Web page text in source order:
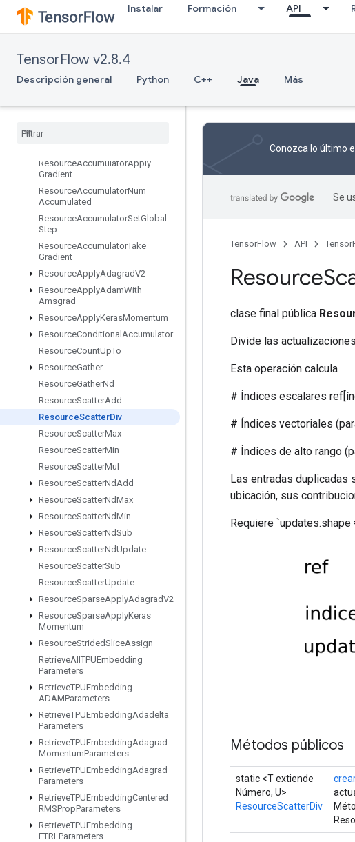
Instalar Formación API
TensorFlow v2.8.4
Descripción general Python C++ Java Más
RefSelect
RefSwitch
RegisterDatasetV2
Relayout
Requantize
ResourceAccumulatorApply
Gradient
ResourceAccumulatorNum
Accumulated
ResourceAccumulatorSetGlobal
Step
ResourceAccumulatorTake
Gradient
ResourceApplyAdagradV2
ResourceApplyAdamWith
Amsgrad
ResourceApplyKerasMomentum
ResourceConditional Accumulator
ResourceCountUpTo
ResourceGather
ResourceGatherNd
ResourceScatterAdd
ResourceScatterDiv
ResourceScatterMax
ResourceScatterMin
ResourceScatterMul
ResourceScatterNdAdd
ResourceScatterNdMax
ResourceScatterNdMin
ResourceScatterNdSub
ResourceScatterNdUpdate
ResourceScatterSub
ResourceScatterUpdate
ResourceSparseApplyAdagradV2
ResourceSparseApplyKeras
Momentum
ResourceStridedSliceAssign
RetrieveAll TPUEmbedding
Parameters
RetrieveTPUEmbedding
ADAMParameters
RetrieveTPUEmbeddingAdadelta
Parameters
RetrieveTPUEmbeddingAdagrad
MomentumParameters
RetrieveTPUEmbeddingAdagrad
Parameters
RetrieveTPUEmbeddingCentered
RMSPropParameters
RetrieveTPUEmbedding
FTRLParameters
Conozca lo último
Se
TensorFlow API
Resource
clase final pública
Divide las
Esta operación calcula
# Índices escalares
# Índices vectoriales
# Índices de alto rango
Las entradas duplicadas
ubicación, sus
Requiere
Métodos públicos
static <T extiende
Número, U>
ResourceScatterDiv